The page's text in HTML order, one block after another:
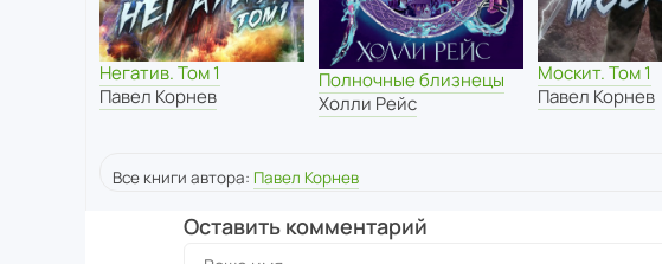
Негатив. Том 1
Павел Корнев
Полночные близнецы
Холли Рейс
Москит. Том 1
Павел Корнев
Все книги автора: Павел Корнев
Оставить комментарий